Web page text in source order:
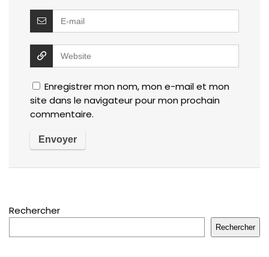
Enregistrer mon nom, mon e-mail et mon
site dans le navigateur pour mon prochain
commentaire.
Rechercher
Rechercher